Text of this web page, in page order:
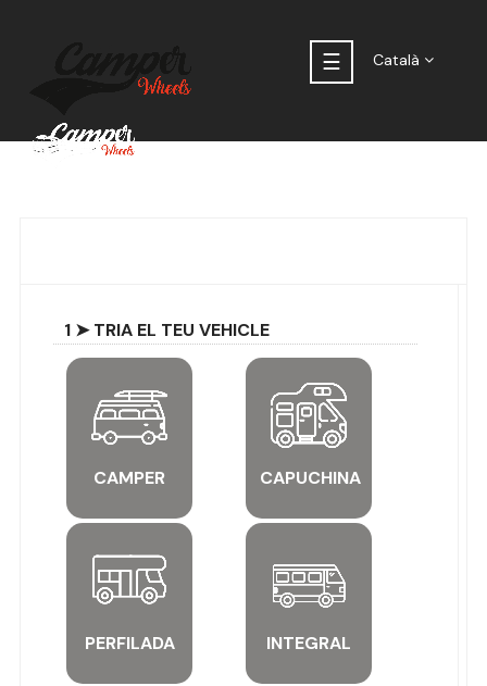
Toggle
navigation
☰ Català
1 ➤ TRIA EL TEU VEHICLE
CAMPER
PERFILADA
CAPUCHINA
INTEGRAL